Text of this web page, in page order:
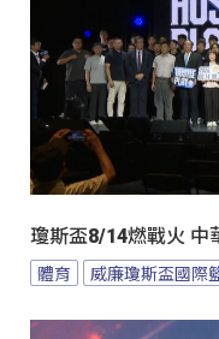
瓊斯盃8/14燃戰火 中
體育 威廉瓊斯盃國際